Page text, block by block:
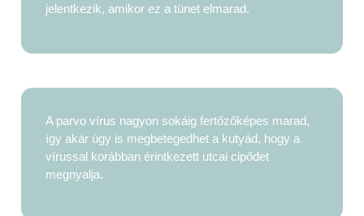
jelentkezik, amikor ez a tünet elmarad.
A parvo vírus nagyon sokáig fertőzőképes marad,
így akár úgy is megbetegedhet a kutyád, hogy a
vírussal korábban érintkezett utcai cipődet
megnyalja.